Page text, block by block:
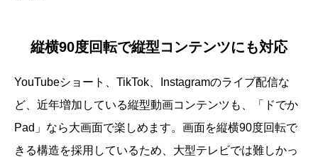
縦横90度回転で縦型コンテンツにも対応
YouTubeショート、TikTok、Instagramのライブ配信な
ど、近年増加している縦型動画コンテンツも、「ドでか
Pad」なら大画面で楽しめます。画面を縦横90度回転で
きる構造を採用しているため、大型テレビでは難しかっ